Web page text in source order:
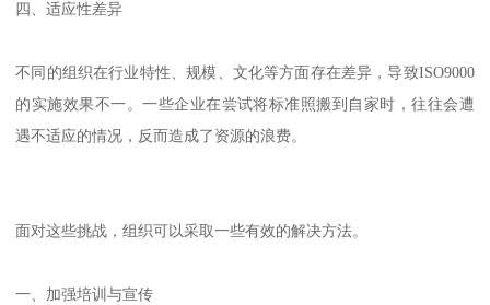
四、适应性差异
不同的组织在行业特性、规模、文化等方面存在差异，导致ISO9000
的实施效果不一。一些企业在尝试将标准照搬到自家时，往往会遭
遇不适应的情况，反而造成了资源的浪费。
面对这些挑战，组织可以采取一些有效的解决方法。
一、加强培训与宣传